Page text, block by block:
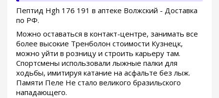
Пептид Hgh 176 191 в аптеке Волжский - Доставка
по РФ.
Можно оставаться в контакт-центре, занимать все
более высокие Тренболон стоимости Кузнецк,
можно уйти в розницу и строить карьеру там.
Спортсмены использовали лыжные палки для
ходьбы, имитируя катание на асфальте без лыж.
Памяти Пеле Не стало великого бразильского
нападающего.